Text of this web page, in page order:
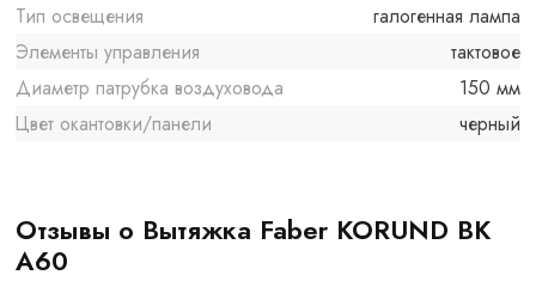
Тип освещения
галогенная лампа
Элементы управления
тактовое
Диаметр патрубка воздуховода
150 мм
Цвет окантовки/панели
черный
Отзывы о Вытяжка Faber KORUND BK
A60